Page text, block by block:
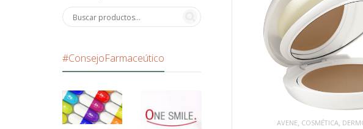
AVENE COSMÉTICA
#ConsejoFarmaceútico